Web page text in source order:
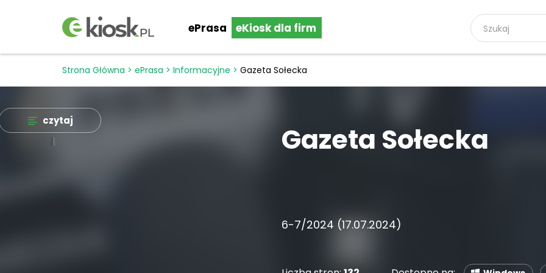
ePrasa eKiosk dla firm
Strona Główna > ePrasa > Informacyjne > Gazeta Sołecka
czytaj
Gazeta Sołecka
6-7/2024 (17.07.2024)